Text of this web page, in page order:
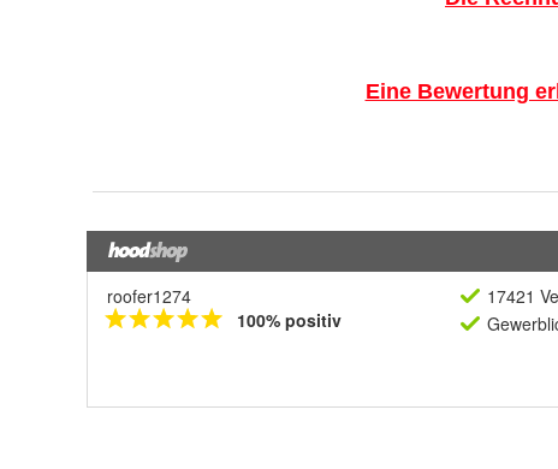
roofer1274
100% positiv
17421